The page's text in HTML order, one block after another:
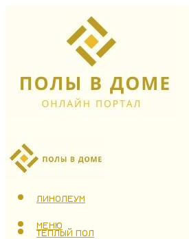
ЛАМИНАТ
ЛИНОЛЕУМ
ТЕПЛЫЙ ПОЛ
МЕНЮ